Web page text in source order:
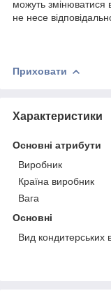
можуть
не несе
Приховати
Характеристики
Основні атрибути
Виробник
Країна виробник
Вага
Основні
Вид кондитерських